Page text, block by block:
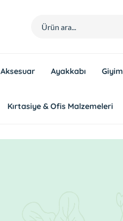
Aksesuar Ayakkabı Giyim
Kırtasiye & Ofis Malzemeleri